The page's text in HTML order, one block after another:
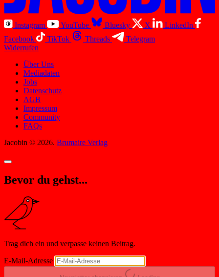
Instagram YouTube Bluesky X
LinkedIn
Facebook
TikTok Threads
Telegram
Widerrufen
Über Uns
Mediadaten
Jobs
Datenschutz
AGB
Impressum
Community
FAQs
Jacobin © 2026. Brumaire Verlag
Bevor du gehst...
Trag dich ein und verpasse keinen Beitrag.
E-Mail-Adresse